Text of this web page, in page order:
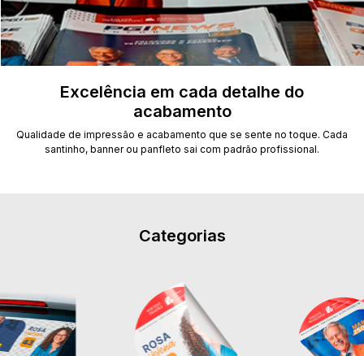
Excelência em cada detalhe do
acabamento
Qualidade de impressão e acabamento que se sente no toque. Cada
santinho, banner ou panfleto sai com padrão profissional.
Categorias